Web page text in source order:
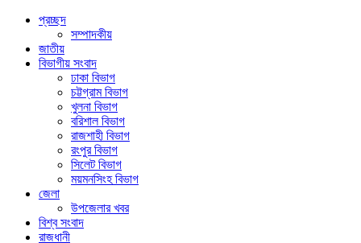
প্রচ্ছদ
সম্পাদকীয়
জাতীয়
বিভাগীয় সংবাদ
ঢাকা বিভাগ
চট্টগ্রাম বিভাগ
খুলনা বিভাগ
বরিশাল বিভাগ
রাজশাহী বিভাগ
রংপুর বিভাগ
সিলেট বিভাগ
ময়মনসিংহ বিভাগ
জেলা
উপজেলার খবর
বিশ্ব সংবাদ
রাজধানী